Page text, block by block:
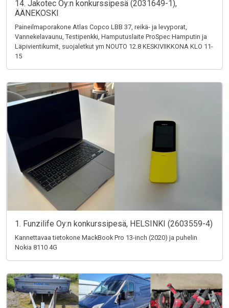
14. Jakotec Oy:n konkurssipesä (2031649-1),
ÄÄNEKOSKI
Paineilmaporakone Atlas Copco LBB 37, reikä- ja levyporat,
Vannekelavaunu, Testipenkki, Hamputuslaite ProSpec Hamputin ja
Läpivientikumit, suojaletkut ym NOUTO 12.8 KESKIVIIKKONA KLO 11-
15
1. Funzilife Oy:n konkurssipesä, HELSINKI (2603559-4)
Kannettavaa tietokone MackBook Pro 13-inch (2020) ja puhelin
Nokia 8110 4G